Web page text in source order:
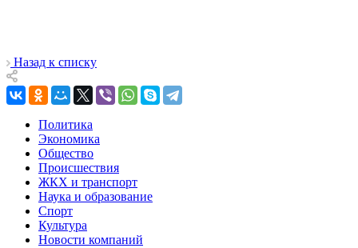
Назад к списку
Политика
Экономика
Общество
Происшествия
ЖКХ и транспорт
Наука и образование
Спорт
Культура
Новости компаний